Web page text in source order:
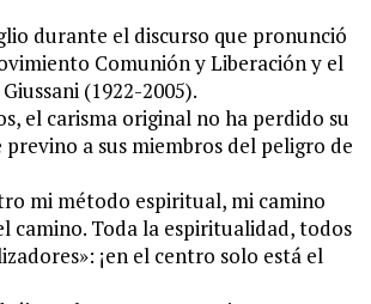
durante el discurso que pronunció
Comunión y Liberación y el
(1922-2005).
el carisma original no ha perdido su
a sus miembros del peligro de
mi método espiritual, mi camino
camino. Toda la espiritualidad, todos
¡en el centro solo está el